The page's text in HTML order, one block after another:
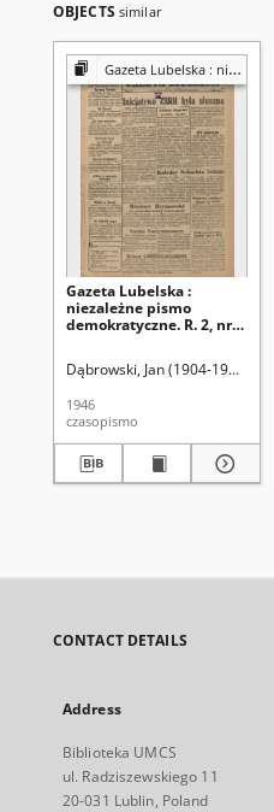
OBJECTS similar
Gazeta Lubelska : niezależny organ demokratyczny
Gazeta Lubelska :
niezależne pismo
demokratyczne. R. 2, nr
Dąbrowski, Jan (1904-1964). Red
1946
czasopismo
CONTACT DETAILS
Address
Biblioteka UMCS
ul. Radziszewskiego 11
20-031 Lublin, Poland